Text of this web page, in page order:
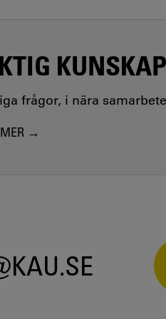
KUNSKAP
frågor, i nära